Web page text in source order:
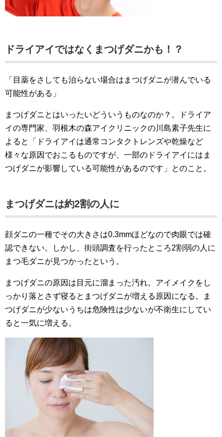
ドライアイではなくまつげダニかも！？
「目薬をさしても治らない場合はまつげダニが潜んでいる
可能性がある」
まつげダニとはいったいどういうものなのか？。ドライア
イの専門家、羽根木の森アイクリニックの川島素子先生に
よると「ドライアイは通常コンタクトレンズや乾燥など
様々な原因でおこるものですが、一部のドライアイにはま
つげダニが影響している可能性があるのです」とのこと。
まつげダニは約2割の人に
顔ダニの一種でその大きさは0.3mmほどなので肉眼では確
認できない。しかし、街頭調査を行ったところ2割弱の人に
まつ毛ダニが見つかったという。
まつげダニの原因は目元に溜まった汚れ。アイメイクをし
っかり落とさず寝るとまつげダニが増える原因になる。ま
つげダニが少ないうちは危険性は少ないが不衛生にしてい
ると一気に増える。